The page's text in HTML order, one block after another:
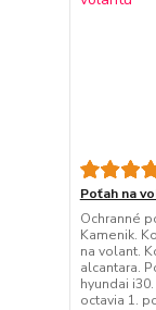
Poťah na
Ochranné
Kamenik.
na volant.
alcantara.
hyundai
octavia 1.